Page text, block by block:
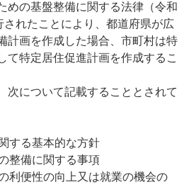
の基盤整備に関する法律（令和
れたことにより、都道府県が広
計画を作成した場合、市町村は特
て特定居住促進計画を作成するこ
次について記載することとされて
する基本的な方針
整備に関する事項
利便性の向上又は就業の機会の